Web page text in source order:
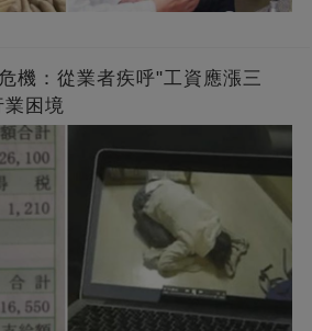
機：從業者疾呼"工資應漲三
困境